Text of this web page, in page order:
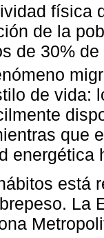
física
de la
de 30%
de vida:
que
energética
está
La